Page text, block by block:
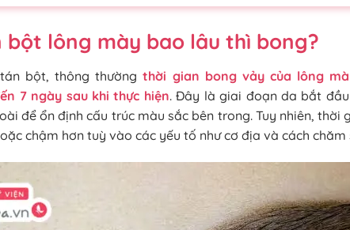
bột lông mày bao lâu thì bong?
bột, thông thườngthời gian bong vảy của lông
7 ngày sau khi thực hiện. Đây là giai đoạn da bắt
để ổn định cấu trúc màu sắc bên trong. Tuy nhiên, thời
chậm hơn tuỳ vào các yếu tố như cơ địa và cách chăm